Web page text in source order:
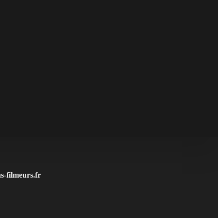
filmeurs.fr